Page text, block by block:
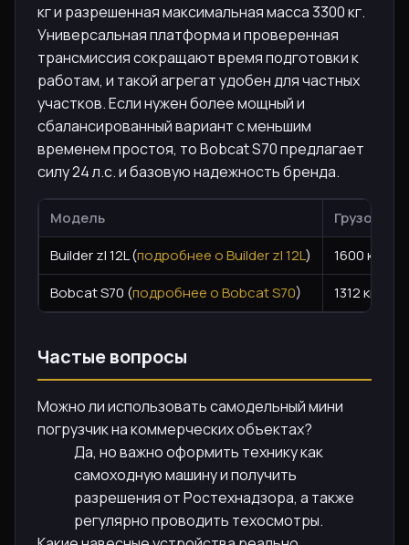
кг и разрешенная максимальная масса 3300 кг.
Универсальная платформа и проверенная
трансмиссия сокращают время подготовки к
работам, и такой агрегат удобен для частных
участков. Если нужен более мощный и
сбалансированный вариант с меньшим
временем простоя, то Bobcat S70 предлагает
силу 24 л.с. и базовую надежность бренда.
Модель
Builder zl 12L (подробнее о Builder zl 12L)
1600 кг
Bobcat S70 (подробнее о Bobcat S70) 1312 кг
Частые вопросы
Можно ли использовать самодельный мини
погрузчик на коммерческих объектах?
Да, но важно оформить технику как
самоходную машину и получить
разрешения от Ростехнадзора, а также
регулярно проводить техосмотры.